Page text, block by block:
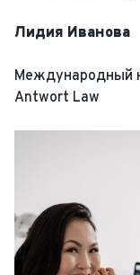
Лидия Иванова
Международный
Antwort Law